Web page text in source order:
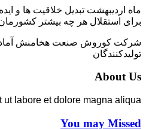
ماه اردیبهشت تبدیل خلاقیت ها و
برای استقلال هر چه بیشتر
شرکت کوروش صنعت هخامنش آماده
تولیدکنندگان
About Us
labore et dolore magna aliqua.
You may Missed